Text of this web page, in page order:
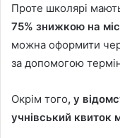
Проте школярі
75% знижкою на
можна оформити
за допомогою
Окрім того, у
учнівський квиток